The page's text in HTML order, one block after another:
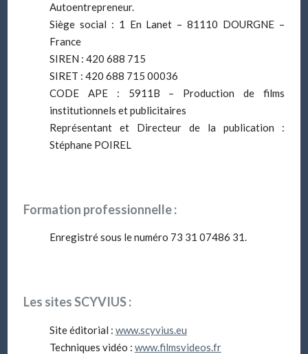
Autoentrepreneur.
Siège social : 1 En Lanet – 81110 DOURGNE –
France
SIREN : 420 688 715
SIRET : 420 688 715 00036
CODE APE : 5911B – Production de films
institutionnels et publicitaires
Représentant et Directeur de la publication :
Stéphane POIREL
Formation professionnelle :
Enregistré sous le numéro 73 31 07486 31.
Les sites SCYVIUS :
Site éditorial : www.scyvius.eu
Techniques vidéo : www.filmsvideos.fr